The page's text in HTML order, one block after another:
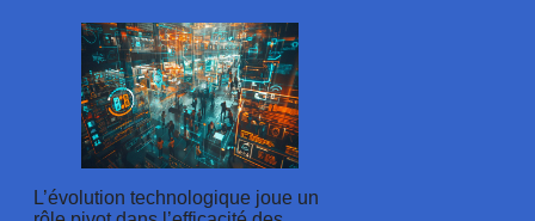
L’évolution technologique joue un